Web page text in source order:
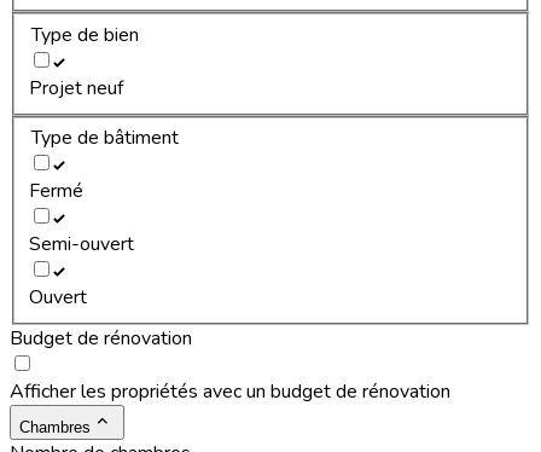
Type de bien
Projet neuf
Type de bâtiment
Fermé
Semi-ouvert
Ouvert
Budget de rénovation
Afficher les propriétés avec un budget de rénovation
Chambres